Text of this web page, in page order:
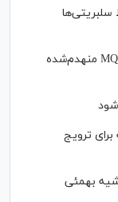
سلبریتی‌ها
اولین تصاویر لاشه F-۱۵ آمریکا و پهپاد MQ-۹ منهدم‌شده
ترویج
بهمئی